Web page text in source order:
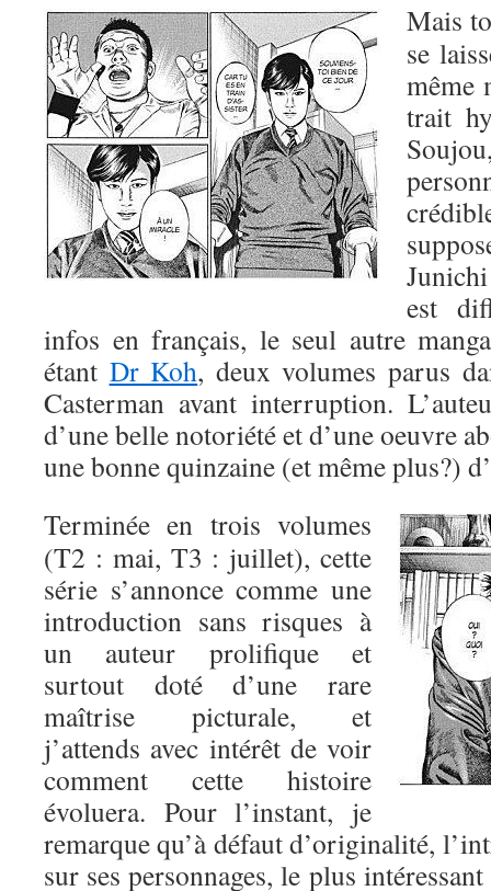
Mais
se
même
trait
est
infos en français, le seul autre
étant Dr Koh, deux volumes parus
Casterman avant interruption.
d’une belle notoriété et d’une oeuvre
une bonne quinzaine (et même plus?)
Terminée en trois volumes
(T2 : mai, T3 : juillet), cette
série s’annonce comme une
introduction sans risques à
un auteur prolifique et
surtout doté d’une rare
maîtrise picturale, et
j’attends avec intérêt de voir
comment cette histoire
évoluera. Pour l’instant, je
remarque qu’à défaut d’originalité,
sur ses personnages, le plus